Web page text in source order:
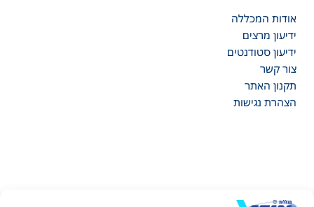
אודות המכללה
ידיעון מרצים
ידיעון סטודנטים
צור קשר
תקנון האתר
הצהרת נגישות